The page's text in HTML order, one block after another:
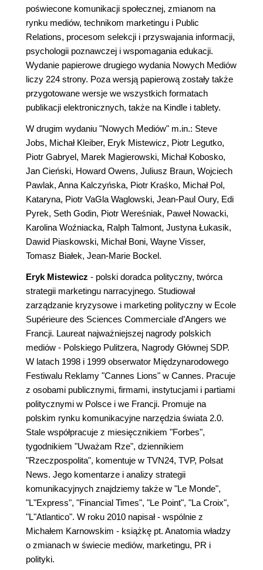
poświecone komunikacji społecznej, zmianom na
rynku mediów, technikom marketingu i Public
Relations, procesom selekcji i przyswajania informacji,
psychologii poznawczej i wspomagania edukacji.
Wydanie papierowe drugiego wydania Nowych Mediów
liczy 224 strony. Poza wersją papierową zostały także
przygotowane wersje we wszystkich formatach
publikacji elektronicznych, także na Kindle i tablety.
W drugim wydaniu "Nowych Mediów" m.in.: Steve
Jobs, Michał Kleiber, Eryk Mistewicz, Piotr Legutko,
Piotr Gabryel, Marek Magierowski, Michał Kobosko,
Jan Cieński, Howard Owens, Juliusz Braun, Wojciech
Pawlak, Anna Kalczyńska, Piotr Kraśko, Michał Pol,
Kataryna, Piotr VaGla Waglowski, Jean-Paul Oury, Edi
Pyrek, Seth Godin, Piotr Wereśniak, Paweł Nowacki,
Karolina Woźniacka, Ralph Talmont, Justyna Łukasik,
Dawid Piaskowski, Michał Boni, Wayne Visser,
Tomasz Białek, Jean-Marie Bockel.
Eryk Mistewicz - polski doradca polityczny, twórca
strategii marketingu narracyjnego. Studiował
zarządzanie kryzysowe i marketing polityczny w Ecole
Supérieure des Sciences Commerciale d’Angers we
Francji. Laureat najważniejszej nagrody polskich
mediów - Polskiego Pulitzera, Nagrody Głównej SDP.
W latach 1998 i 1999 obserwator Międzynarodowego
Festiwalu Reklamy "Cannes Lions" w Cannes. Pracuje
z osobami publicznymi, firmami, instytucjami i partiami
politycznymi w Polsce i we Francji. Promuje na
polskim rynku komunikacyjne narzędzia świata 2.0.
Stale współpracuje z miesięcznikiem "Forbes",
tygodnikiem "Uważam Rze", dziennikiem
"Rzeczpospolita", komentuje w TVN24, TVP, Polsat
News. Jego komentarze i analizy strategii
komunikacyjnych znajdziemy także w "Le Monde",
"L"Express", "Financial Times", "Le Point", "La Croix",
"L"Atlantico". W roku 2010 napisał - wspólnie z
Michałem Karnowskim - książkę pt. Anatomia władzy
o zmianach w świecie mediów, marketingu, PR i
polityki.